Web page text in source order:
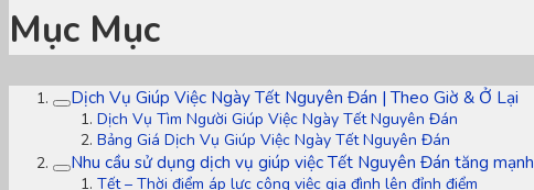
Mục Mục
Dịch Vụ Giúp Việc Ngày Tết Nguyên Đán | Theo Giờ & Ở Lại
Dịch Vụ Tìm Người Giúp Việc Ngày Tết Nguyên Đán
Bảng Giá Dịch Vụ Giúp Việc Ngày Tết Nguyên Đán
Nhu cầu sử dụng dịch vụ giúp việc Tết Nguyên Đán tăng mạnh
Tết – Thời điểm áp lực công việc gia đình lên đỉnh điểm